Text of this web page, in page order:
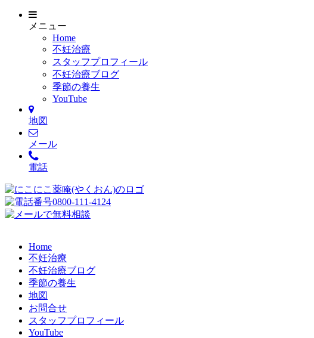
メニュー
Home
不妊治療
スタッフプロフィール
不妊治療ブログ
季節の養生
YouTube
地図
メール
電話
Home
不妊治療
不妊治療ブログ
季節の養生
地図
お問合せ
スタッフプロフィール
YouTube